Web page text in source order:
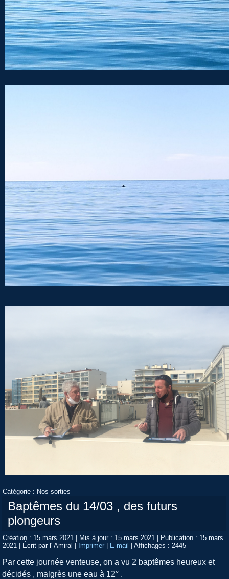
Catégorie : Nos sorties
Baptêmes du 14/03 , des futurs
plongeurs
Création : 15 mars 2021 | Mis à jour : 15 mars 2021 | Publication : 15 mars
2021 | Écrit par l' Amiral | Imprimer | E-mail |Affichages : 2445
Par cette journée venteuse, on a vu 2 baptêmes heureux et
décidés , malgrès une eau à 12° .